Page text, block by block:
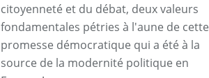
citoyenneté et du débat, deux valeurs
fondamentales pétries à l'aune de cette
promesse démocratique qui a été à la
source de la modernité politique en